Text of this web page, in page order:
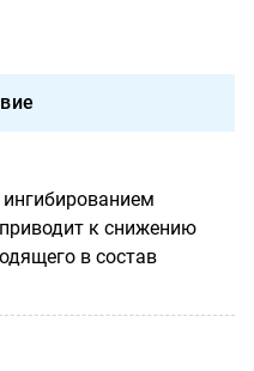
к снижению
в состав